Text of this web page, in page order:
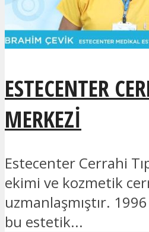
ESTECENTER
MERKEZI
Estecenter Cerrahi
ekimi ve kozmetik
uzmanlaşmıştır.
bu estetik...